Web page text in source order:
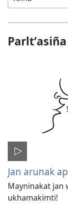
Parltʼasiña
Jan arunak
Mayninakat jan
ukhamakïmti!